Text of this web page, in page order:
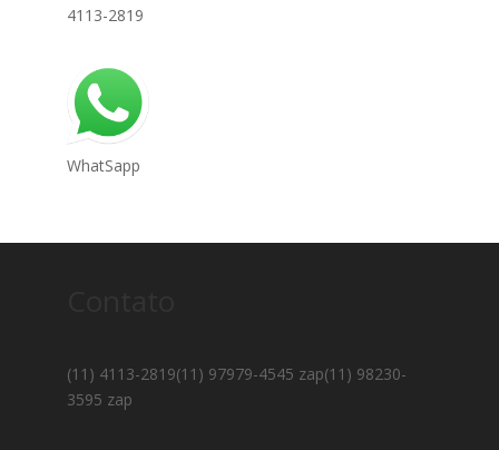
4113-2819
WhatSapp
(11) 4113-2819(11) 97979-4545 zap(11) 98230-
3595 zap